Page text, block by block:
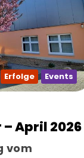
Erfolge Events
April 2026
vom